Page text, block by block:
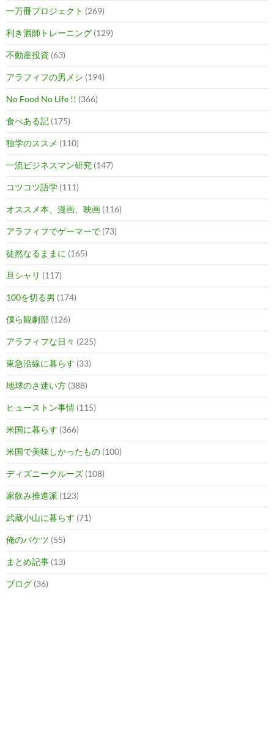
一万冊プロジェクト (269)
利き酒師トレーニング (129)
不動産投資 (63)
アラフィフの男メシ (194)
No Food No Life !! (366)
食べある記 (175)
独学のススメ (110)
一流ビジネスマン研究 (147)
コツコツ語学 (111)
オススメ本、漫画、映画 (116)
アラフィフでゲーマーで (73)
徒然なるままに (165)
旦シャリ (117)
100を切る男 (174)
僕ら観劇部 (126)
アラフィフな日々 (225)
東急沿線に暮らす (33)
地球のさ迷い方 (388)
ヒューストン事情 (115)
米国に暮らす (366)
米国で美味しかったもの (100)
ディズニークルーズ (108)
家飲み推進派 (123)
武蔵小山に暮らす (71)
俺のバケツ (55)
まとめ記事 (13)
ブログ (36)